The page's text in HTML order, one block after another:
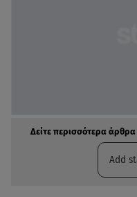
Δείτε περισσότερα
Add